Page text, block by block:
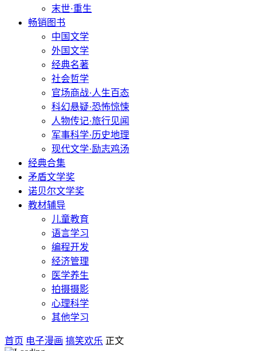
末世·重生
畅销图书
中国文学
外国文学
经典名著
社会哲学
官场商战·人生百态
科幻悬疑·恐怖惊悚
人物传记·旅行见闻
军事科学·历史地理
现代文学·励志鸡汤
经典合集
矛盾文学奖
诺贝尔文学奖
教材辅导
儿童教育
语言学习
编程开发
经济管理
医学养生
拍摄摄影
心理科学
其他学习
首页 电子漫画 搞笑欢乐 正文